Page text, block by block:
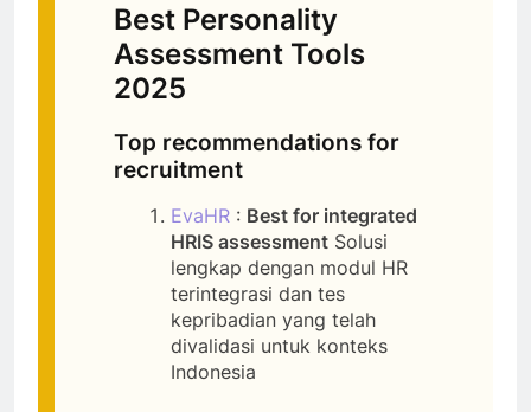
Best Personality
Assessment Tools
2025
Top recommendations for
recruitment
EvaHR : Best for integrated
HRIS assessment Solusi
lengkap dengan modul HR
terintegrasi dan tes
kepribadian yang telah
divalidasi untuk konteks
Indonesia